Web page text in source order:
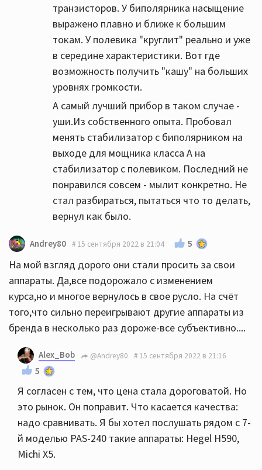
транзисторов. У биполярника насыщение
выражено плавно и ближе к большим
токам. У полевика "круглит" реально и уже
в середине характеристики. Вот где
возможность получить "кашу" на больших
уровнях громкости.
А самый лучший прибор в таком случае -
уши.Из собственного опыта. Пробовал
менять стабилизатор с биполярником на
выходе для мощника класса А на
стабилизатор с полевиком. Последний не
понравился совсем - мылит конкретно. Не
стал разбираться, пытаться что то делать,
вернул как было.
Andrey80 15 сентября 2022 в 21:04 5
На мой взгляд дорого они стали просить за свои
аппараты. Да,все подорожало с изменением
курса,но и многое вернулось в свое русло. На счёт
того,что сильно переигрывают другие аппараты из
бренда в несколько раз дороже-все субъективно....
Alex_Bob @Andrey80 15 сентября 2022 в 21:16
5
Я согласен с тем, что цена стала дороговатой. Но
это рынок. Он поправит. Что касается качества:
надо сравнивать. Я бы хотел послушать рядом с 7-
й моделью PAS-240 такие аппараты: Hegel H590,
Michi X5.